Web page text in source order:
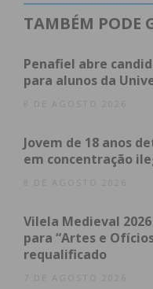
Esta conquista
Jovens pelo
solidário por um dia:
“Voluntariado nos
Município” e “Mais
TAMBÉM PODE
Penafiel abre
para alunos da
8 DE AGOSTO 2026
Jovem de 18 anos
em concentração
8 DE AGOSTO 2026
Vilela Medieval
para “Artes e
requalificado
7 DE AGOSTO 2026